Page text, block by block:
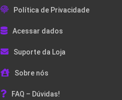
Política de Privacidade
Acessar dados
Suporte da Loja
Sobre nós
FAQ – Dúvidas!